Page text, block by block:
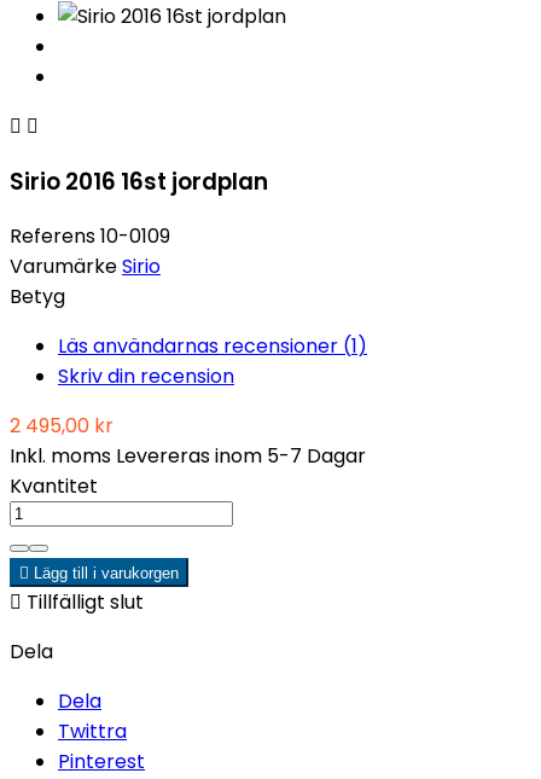
 
Sirio 2016 16st jordplan
Referens10-0109
VarumärkeSirio
Betyg
Läs användarnas recensioner (1)
Skriv din recension
2 495,00 kr
Inkl. moms Levereras inom 5-7 Dagar
Kvantitet
 Lägg till i varukorgen
 Tillfälligt slut
Dela
Dela
Twittra
Pinterest